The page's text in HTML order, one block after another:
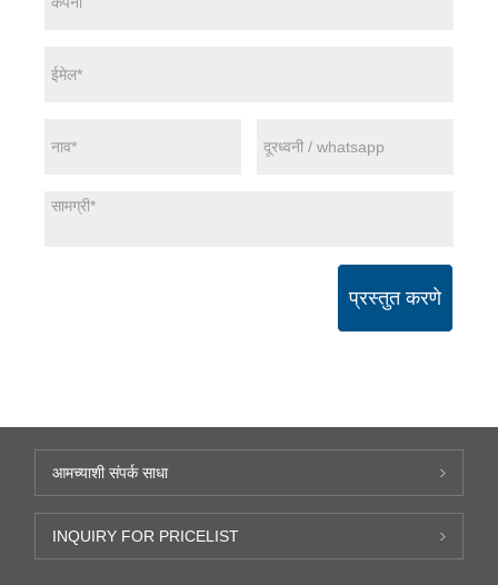
प्रस्तुत करणे
आमच्याशी संपर्क साधा
INQUIRY FOR PRICELIST